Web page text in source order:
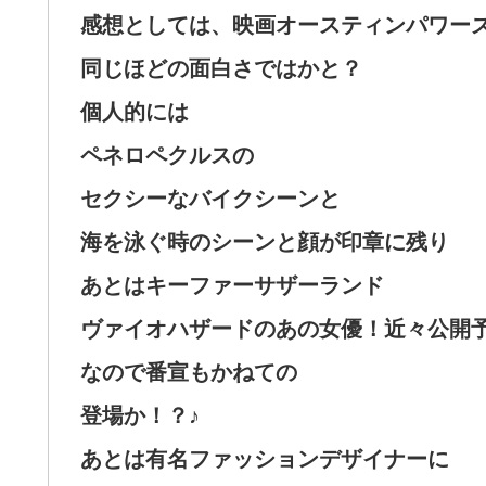
感想としては、映画オースティンパワー
同じほどの面白さではかと？
個人的には
ペネロペクルスの
セクシーなバイクシーンと
海を泳ぐ時のシーンと顔が印章に残り
あとはキーファーサザーランド
ヴァイオハザードのあの女優！近々公開
なので番宣もかねての
登場か！？♪
あとは有名ファッションデザイナーに